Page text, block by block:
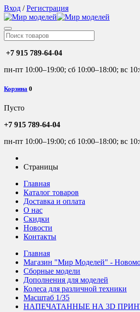
Вход /Регистрация
+7 915 789-64-04
пн-пт 10:00–19:00; сб 10:00–18:00; вс
Корзина 0
Пусто
+7 915 789-64-04
пн-пт 10:00–19:00; сб 10:00–18:00; вс
Страницы
Главная
Каталог товаров
Доставка и оплата
О нас
Скидки
Новости
Контакты
Главная
Магазин "Мир Моделей" -
Сборные модели
Дополнения для моделей
Колеса для различной техники
Масштаб 1/35
НАПЕЧАТАННЫЕ НА 3D